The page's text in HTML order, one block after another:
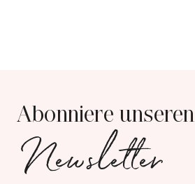
Abonniere unseren
Newsletter